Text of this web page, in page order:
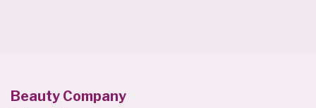
Beauty Company